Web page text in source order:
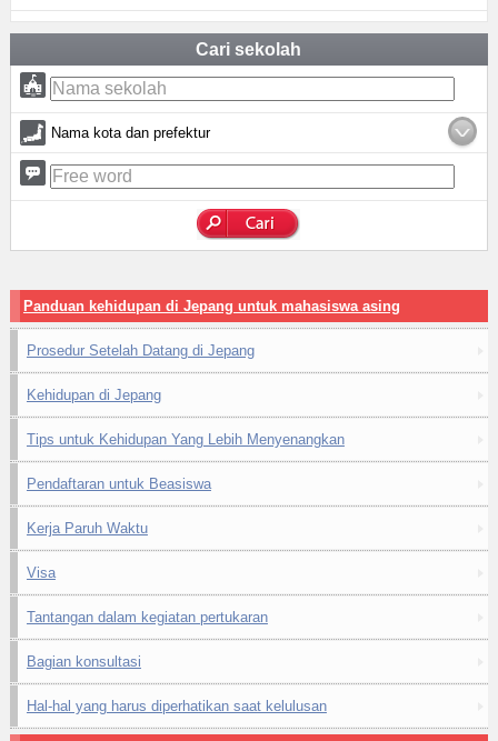
Cari sekolah
Nama kota dan prefektur
Panduan kehidupan di Jepang untuk mahasiswa asing
Prosedur Setelah Datang di Jepang
Kehidupan di Jepang
Tips untuk Kehidupan Yang Lebih Menyenangkan
Pendaftaran untuk Beasiswa
Kerja Paruh Waktu
Visa
Tantangan dalam kegiatan pertukaran
Bagian konsultasi
Hal-hal yang harus diperhatikan saat kelulusan